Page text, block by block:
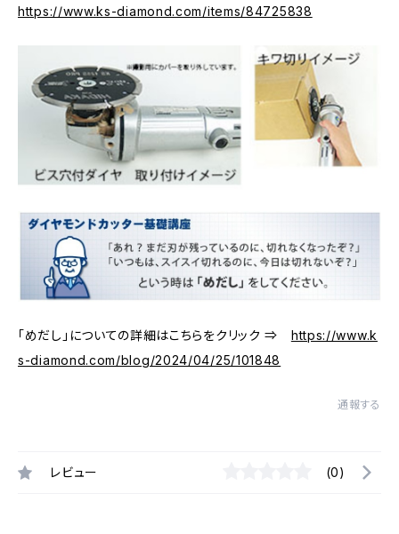
https://www.ks-diamond.com/items/84725838
「めだし」についての詳細はこちらをクリック ⇒ https://www.k
s-diamond.com/blog/2024/04/25/101848
通報する
レビュー (0)